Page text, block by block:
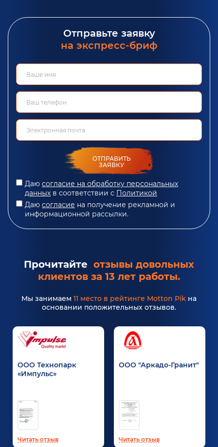
Отправьте заявку
на экспресс-бриф
ОТПРАВИТЬ
ЗАЯВКУ
Даю согласие на обработку персональных
данных в соответствии с Политикой
Даю согласие на получение рекламной и
информационной рассылки.
Прочитайте отзывы довольных
клиентов за 13 лет работы.
Мы занимаем 11 место в рейтинге Motton Pik на
основании положительных отзывов.
ООО Технопарк
«Импульс»
Читать отзыв
ООО "Аркадо-Гранит"
Читать отзыв